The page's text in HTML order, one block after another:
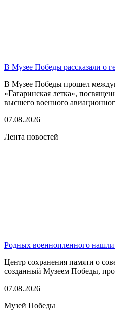
В Музее Победы рассказали о
В Музее Победы прошел
«Гагаринская летка»,
высшего военного
07.08.2026
Лента новостей
Родных военнопленного
Центр сохранения памяти о
созданный Музеем Победы,
07.08.2026
Музей Победы